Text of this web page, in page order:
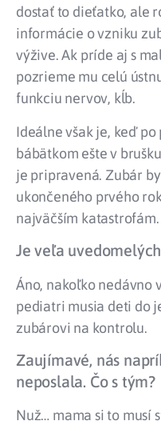
dostať to dieťatko, ale
informácie o vzniku
výžive. Ak príde aj s
pozrieme mu celú
funkciu nervov, kĺb.
Ideálne však je, keď
bábätkom ešte v
je pripravená. Zubár
ukončeného prvého
najväčším katastrofám.
Je veľa
Áno, nakoľko nedávno
pediatri musia deti do
zubárovi na kontrolu.
Zaujímavé, nás
neposlala. Čo s tým?
Nuž… mama si to musí